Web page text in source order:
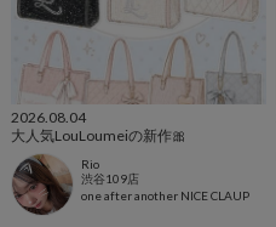
2026.08.04
大人気LouLoumeiの新作🎀
Rio
渋谷109店
one after another NICE CLAUP